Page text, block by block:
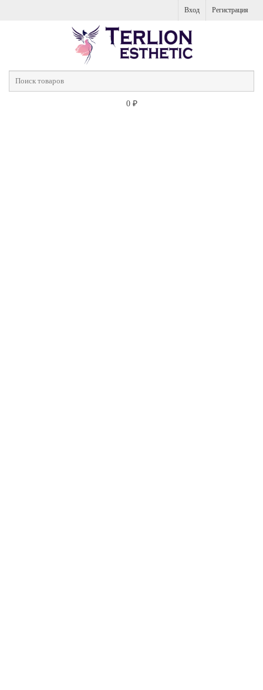
Вход Регистрация
0 ₽